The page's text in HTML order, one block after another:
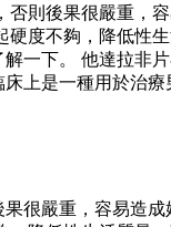
則後果很嚴重，
度不夠，降低性
一下。 他達拉非
上是一種用於治
很嚴重，容易造